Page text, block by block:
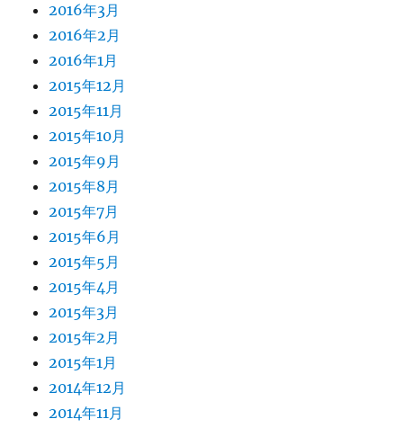
2016年3月
2016年2月
2016年1月
2015年12月
2015年11月
2015年10月
2015年9月
2015年8月
2015年7月
2015年6月
2015年5月
2015年4月
2015年3月
2015年2月
2015年1月
2014年12月
2014年11月